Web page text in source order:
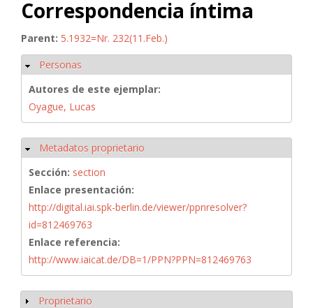
Correspondencia íntima
Parent: 5.1932=Nr. 232(11.Feb.)
Ocultar
Personas
Autores de este ejemplar:
Oyague, Lucas
Ocultar
Metadatos proprietario
Sección: section
Enlace presentación:
http://digital.iai.spk-berlin.de/viewer/ppnresolver?
id=812469763
Enlace referencia:
http://www.iaicat.de/DB=1/PPN?PPN=812469763
Mostrar
Proprietario